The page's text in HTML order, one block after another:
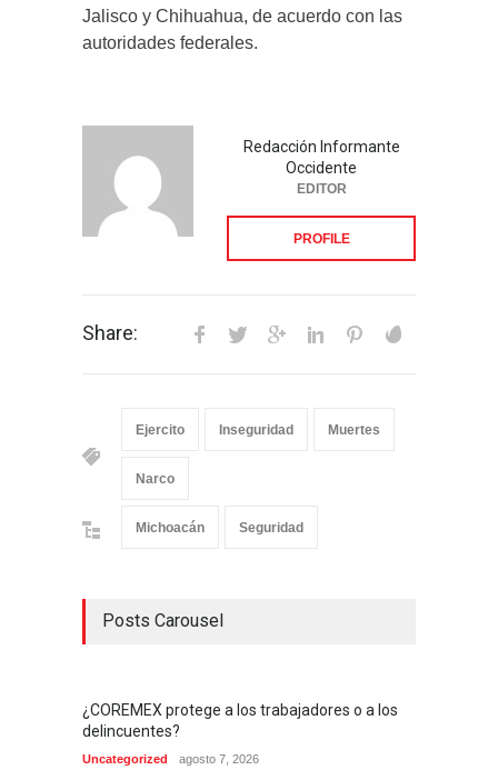
Jalisco y Chihuahua, de acuerdo con las
autoridades federales.
Redacción Informante
Occidente
EDITOR
PROFILE
Share:
Ejercito Inseguridad Muertes
Narco
Michoacán Seguridad
Posts Carousel
¿COREMEX protege a los trabajadores o a los
delincuentes?
Uncategorized agosto 7, 2026